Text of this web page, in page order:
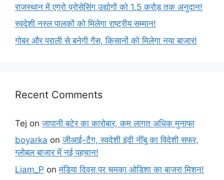
राजस्थान में एग्रो प्रोसेसिंग उद्योगों को 1.5 करोड़ तक अनुदान!
स्वदेशी नस्ल पालकों को मिलेगा राष्ट्रीय सम्मान!
गोबर और पराली से बनेगी गैस, किसानों को मिलेगा नया बाजार!
Recent Comments
Tej onजापानी बटेर का कारोबार, कम लागत अधिक मुनाफा
boyarka onजीआई-टैग, स्वदेशी इंदी नींबू का विदेशी सफर,
ग्लोबल बाजार में नई पहचान!
Liam_P onमंडिया दिवस पर चमका ओडिशा का बाजरा मिशन!